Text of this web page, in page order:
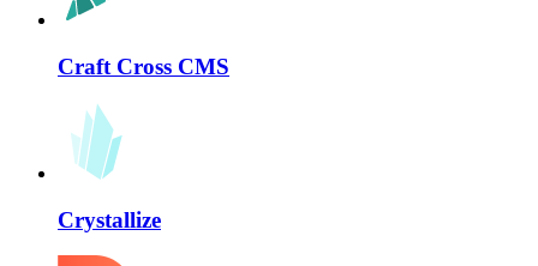
Craft Cross CMS
Crystallize